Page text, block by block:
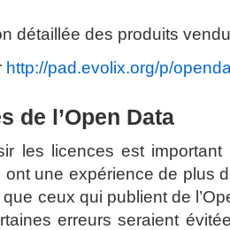
détaillée des produits
http://pad.evolix.org/p/
de l’Open Data
les licences est
ont une expérience de plus
ceux qui publient de
erreurs seraient